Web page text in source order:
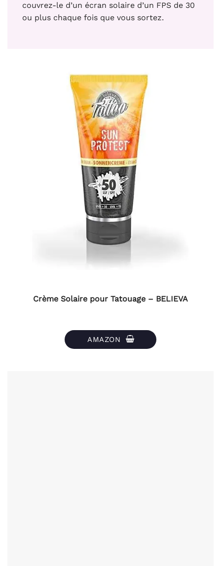
couvrez-le d’un écran solaire d’un FPS de 30
ou plus chaque fois que vous sortez.
Crème Solaire pour Tatouage – BELIEVA
AMAZON